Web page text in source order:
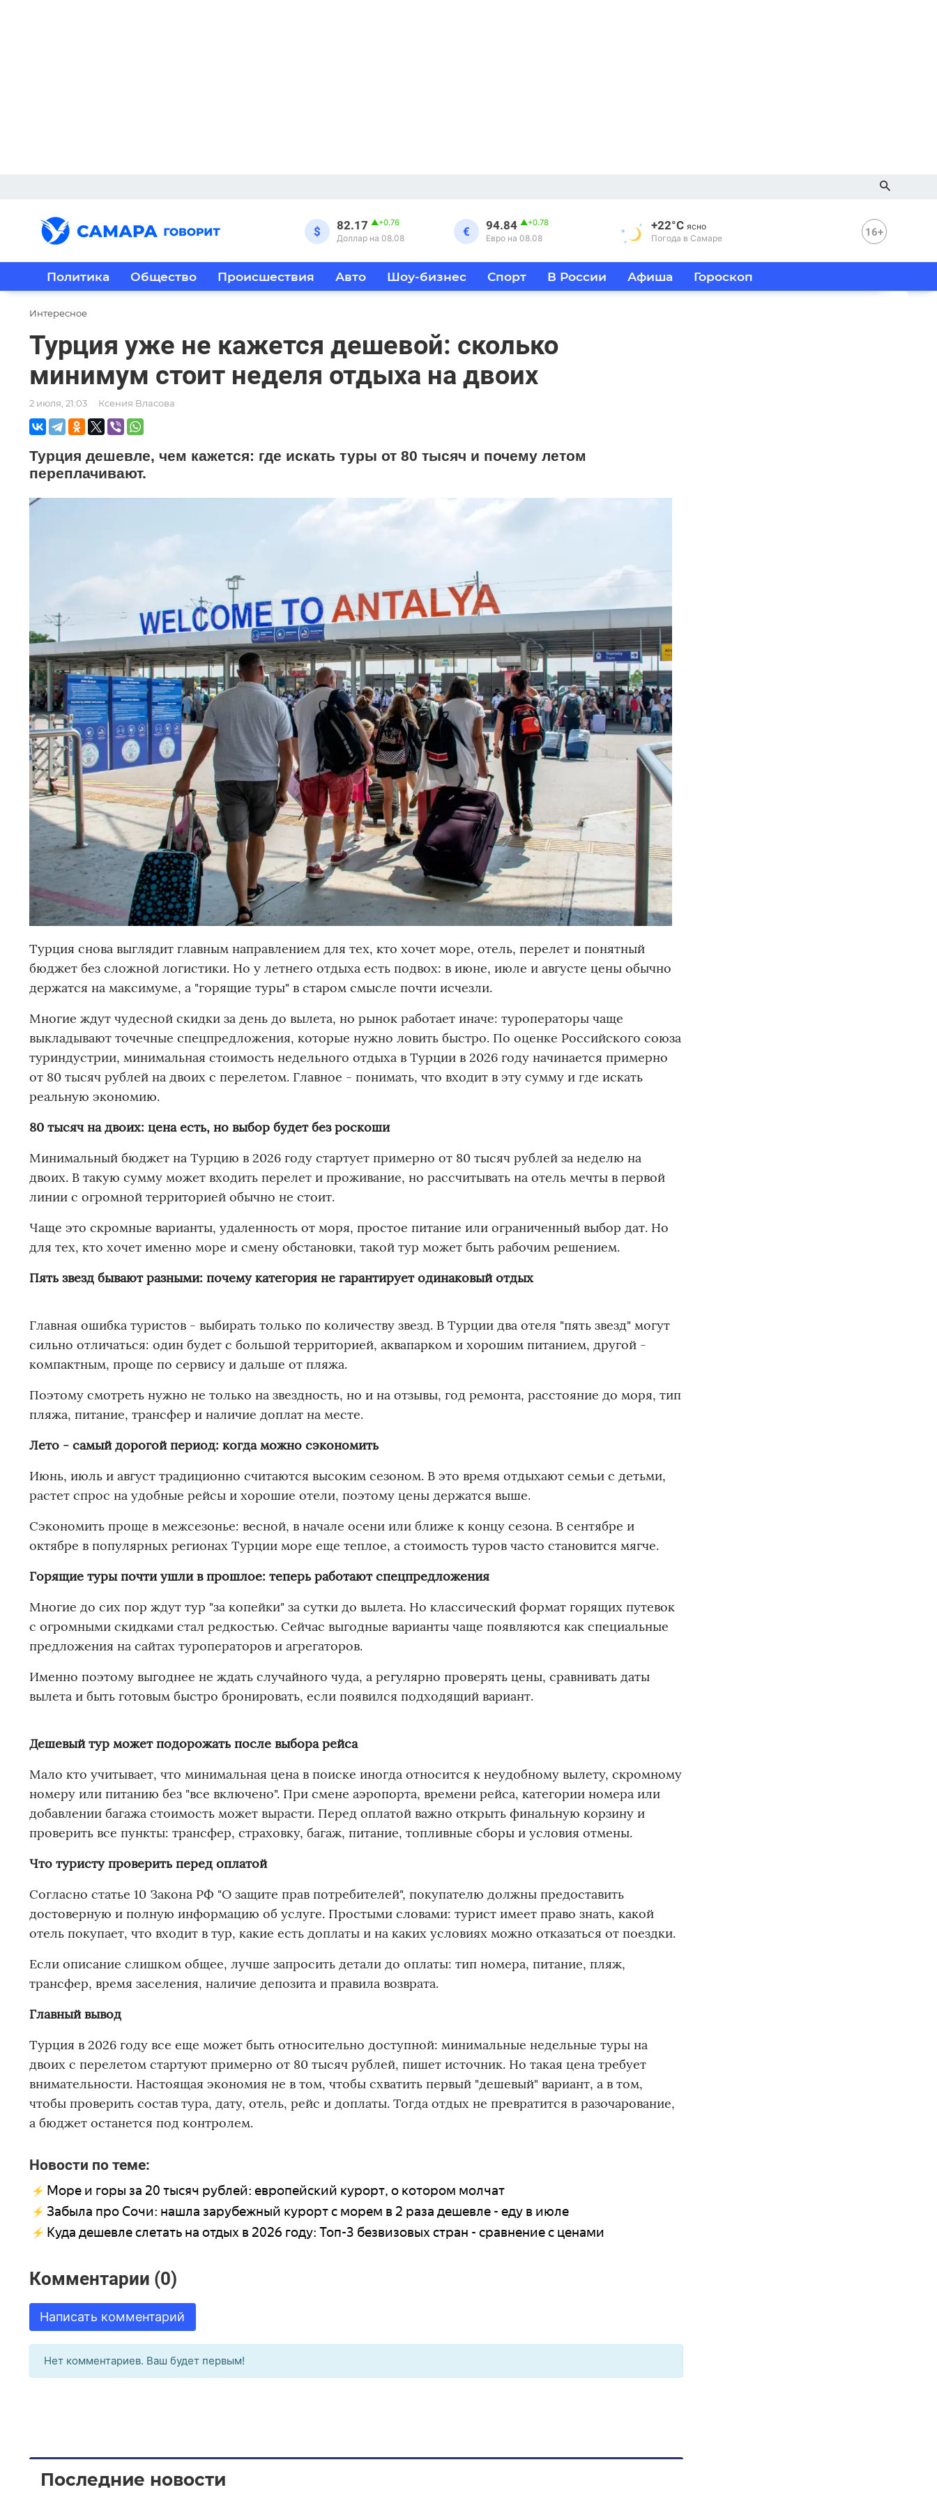
$ 82.17 ▲+0.76
Доллар на 08.08 € 94.84 ▲+0.78
Евро на 08.08
+22°C ясно
Погода в Самаре
16+
Политика Общество Происшествия Авто Шоу-бизнес Спорт В России Афиша Гороскоп
Интересное
Турция уже не кажется дешевой: сколько
минимум стоит неделя отдыха на двоих
2 июля, 21:03 Ксения Власова
Турция дешевле, чем кажется: где искать туры от 80 тысяч и почему летом
переплачивают.
Турция снова выглядит главным направлением для тех, кто хочет море, отель, перелет и понятный
бюджет без сложной логистики. Но у летнего отдыха есть подвох: в июне, июле и августе цены обычно
держатся на максимуме, а "горящие туры" в старом смысле почти исчезли.
Многие ждут чудесной скидки за день до вылета, но рынок работает иначе: туроператоры чаще
выкладывают точечные спецпредложения, которые нужно ловить быстро. По оценке Российского союза
туриндустрии, минимальная стоимость недельного отдыха в Турции в 2026 году начинается примерно
от 80 тысяч рублей на двоих с перелетом. Главное - понимать, что входит в эту сумму и где искать
реальную экономию.
80 тысяч на двоих: цена есть, но выбор будет без роскоши
Минимальный бюджет на Турцию в 2026 году стартует примерно от 80 тысяч рублей за неделю на
двоих. В такую сумму может входить перелет и проживание, но рассчитывать на отель мечты в первой
линии с огромной территорией обычно не стоит.
Чаще это скромные варианты, удаленность от моря, простое питание или ограниченный выбор дат. Но
для тех, кто хочет именно море и смену обстановки, такой тур может быть рабочим решением.
Пять звезд бывают разными: почему категория не гарантирует одинаковый отдых
Главная ошибка туристов - выбирать только по количеству звезд. В Турции два отеля "пять звезд" могут
сильно отличаться: один будет с большой территорией, аквапарком и хорошим питанием, другой -
компактным, проще по сервису и дальше от пляжа.
Поэтому смотреть нужно не только на звездность, но и на отзывы, год ремонта, расстояние до моря, тип
пляжа, питание, трансфер и наличие доплат на месте.
Лето - самый дорогой период: когда можно сэкономить
Июнь, июль и август традиционно считаются высоким сезоном. В это время отдыхают семьи с детьми,
растет спрос на удобные рейсы и хорошие отели, поэтому цены держатся выше.
Сэкономить проще в межсезонье: весной, в начале осени или ближе к концу сезона. В сентябре и
октябре в популярных регионах Турции море еще теплое, а стоимость туров часто становится мягче.
Горящие туры почти ушли в прошлое: теперь работают спецпредложения
Многие до сих пор ждут тур "за копейки" за сутки до вылета. Но классический формат горящих путевок
с огромными скидками стал редкостью. Сейчас выгодные варианты чаще появляются как специальные
предложения на сайтах туроператоров и агрегаторов.
Именно поэтому выгоднее не ждать случайного чуда, а регулярно проверять цены, сравнивать даты
вылета и быть готовым быстро бронировать, если появился подходящий вариант.
Дешевый тур может подорожать после выбора рейса
Мало кто учитывает, что минимальная цена в поиске иногда относится к неудобному вылету, скромному
номеру или питанию без "все включено". При смене аэропорта, времени рейса, категории номера или
добавлении багажа стоимость может вырасти. Перед оплатой важно открыть финальную корзину и
проверить все пункты: трансфер, страховку, багаж, питание, топливные сборы и условия отмены.
Что туристу проверить перед оплатой
Согласно статье 10 Закона РФ "О защите прав потребителей", покупателю должны предоставить
достоверную и полную информацию об услуге. Простыми словами: турист имеет право знать, какой
отель покупает, что входит в тур, какие есть доплаты и на каких условиях можно отказаться от поездки.
Если описание слишком общее, лучше запросить детали до оплаты: тип номера, питание, пляж,
трансфер, время заселения, наличие депозита и правила возврата.
Главный вывод
Турция в 2026 году все еще может быть относительно доступной: минимальные недельные туры на
двоих с перелетом стартуют примерно от 80 тысяч рублей, пишет источник. Но такая цена требует
внимательности. Настоящая экономия не в том, чтобы схватить первый "дешевый" вариант, а в том,
чтобы проверить состав тура, дату, отель, рейс и доплаты. Тогда отдых не превратится в разочарование,
а бюджет останется под контролем.
Новости по теме:
Море и горы за 20 тысяч рублей: европейский курорт, о котором молчат
Забыла про Сочи: нашла зарубежный курорт с морем в 2 раза дешевле - еду в июле
Куда дешевле слетать на отдых в 2026 году: Топ-3 безвизовых стран - сравнение с ценами
Комментарии (0)
Написать комментарий
Нет комментариев. Ваш будет первым!
Последние новости